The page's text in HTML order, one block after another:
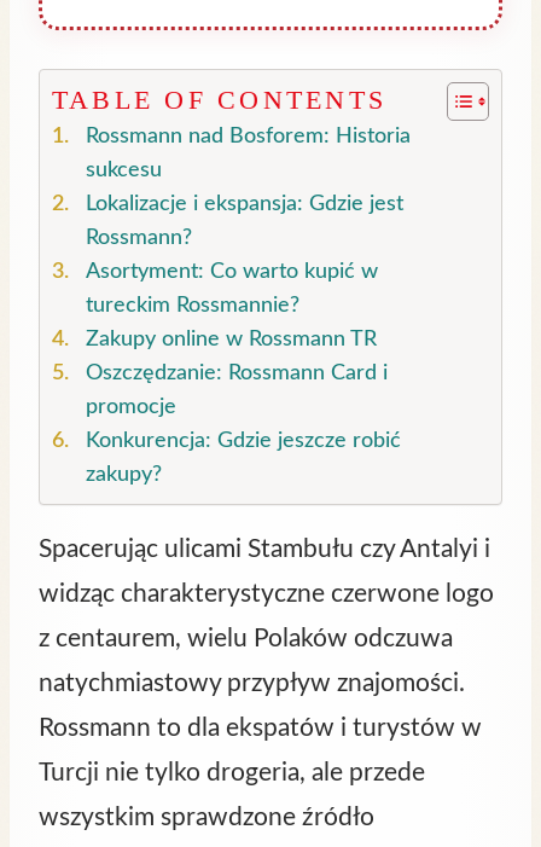
TABLE OF CONTENTS
Rossmann nad Bosforem: Historia
sukcesu
Lokalizacje i ekspansja: Gdzie jest
Rossmann?
Asortyment: Co warto kupić w
tureckim Rossmannie?
Zakupy online w Rossmann TR
Oszczędzanie: Rossmann Card i
promocje
Konkurencja: Gdzie jeszcze robić
zakupy?
Spacerując ulicami Stambułu czy Antalyi i
widząc charakterystyczne czerwone logo
z centaurem, wielu Polaków odczuwa
natychmiastowy przypływ znajomości.
Rossmann to dla ekspatów i turystów w
Turcji nie tylko drogeria, ale przede
wszystkim sprawdzone źródło